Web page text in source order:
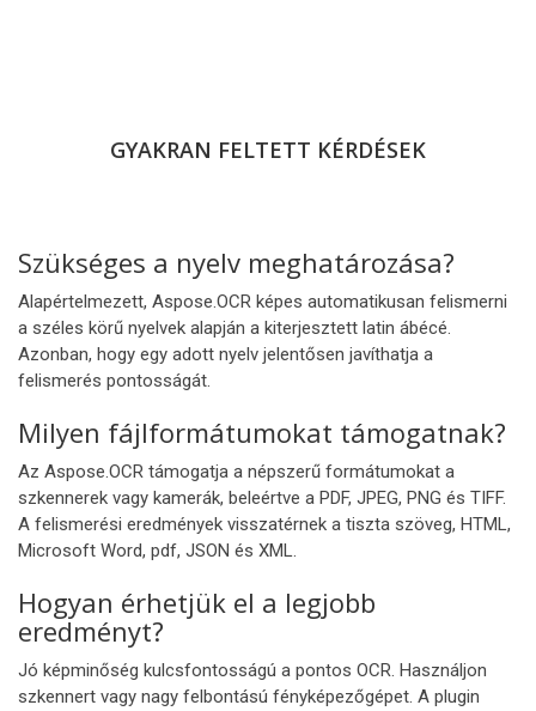
GYAKRAN FELTETT KÉRDÉSEK
Szükséges a nyelv meghatározása?
Alapértelmezett, Aspose.OCR képes automatikusan felismerni
a széles körű nyelvek alapján a kiterjesztett latin ábécé.
Azonban, hogy egy adott nyelv jelentősen javíthatja a
felismerés pontosságát.
Milyen fájlformátumokat támogatnak?
Az Aspose.OCR támogatja a népszerű formátumokat a
szkennerek vagy kamerák, beleértve a PDF, JPEG, PNG és TIFF.
A felismerési eredmények visszatérnek a tiszta szöveg, HTML,
Microsoft Word, pdf, JSON és XML.
Hogyan érhetjük el a legjobb
eredményt?
Jó képminőség kulcsfontosságú a pontos OCR. Használjon
szkennert vagy nagy felbontású fényképezőgépet. A plugin